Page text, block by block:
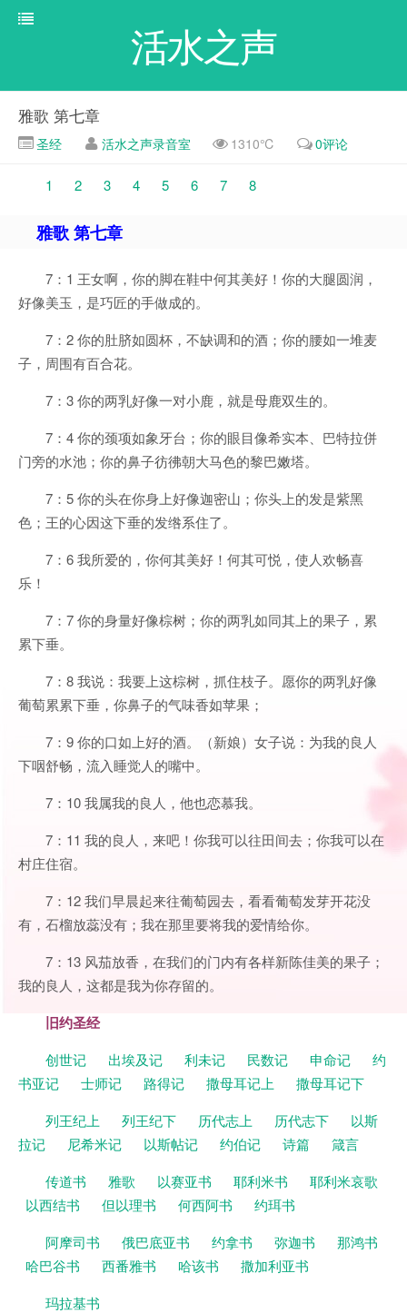
活水之声
雅歌 第七章
圣经 活水之声录音室 1310℃ 0评论
1 2 3 4 5 6 7 8
雅歌 第七章
7：1 王女啊，你的脚在鞋中何其美好！你的大腿圆润，
好像美玉，是巧匠的手做成的。
7：2 你的肚脐如圆杯，不缺调和的酒；你的腰如一堆麦
子，周围有百合花。
7：3 你的两乳好像一对小鹿，就是母鹿双生的。
7：4 你的颈项如象牙台；你的眼目像希实本、巴特拉併
门旁的水池；你的鼻子彷彿朝大马色的黎巴嫩塔。
7：5 你的头在你身上好像迦密山；你头上的发是紫黑
色；王的心因这下垂的发绺系住了。
7：6 我所爱的，你何其美好！何其可悦，使人欢畅喜
乐！
7：7 你的身量好像棕树；你的两乳如同其上的果子，累
累下垂。
7：8 我说：我要上这棕树，抓住枝子。愿你的两乳好像
葡萄累累下垂，你鼻子的气味香如苹果；
7：9 你的口如上好的酒。（新娘）女子说：为我的良人
下咽舒畅，流入睡觉人的嘴中。
7：10 我属我的良人，他也恋慕我。
7：11 我的良人，来吧！你我可以往田间去；你我可以在
村庄住宿。
7：12 我们早晨起来往葡萄园去，看看葡萄发芽开花没
有，石榴放蕊没有；我在那里要将我的爱情给你。
7：13 风茄放香，在我们的门内有各样新陈佳美的果子；
我的良人，这都是我为你存留的。
旧约圣经
创世记 出埃及记 利未记 民数记 申命记
约
书亚记
士师记 路得记 撒母耳记上
撒母耳记下
列王纪上
列王纪下 历代志上 历代志下
以斯
拉记
尼希米记 以斯帖记 约伯记 诗篇
箴言
传道书
雅歌 以赛亚书 耶利米书
耶利米哀歌
以西结书
但以理书 何西阿书
约珥书
阿摩司书
俄巴底亚书 约拿书 弥迦书
那鸿书
哈巴谷书
西番雅书 哈该书
撒加利亚书
玛拉基书